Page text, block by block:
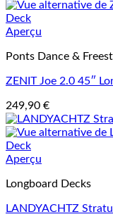
Aperçu
Ponts Dance &
ZENIT Joe 2.0 45″
249,90 €
Aperçu
Longboard Decks
LANDYACHTZ